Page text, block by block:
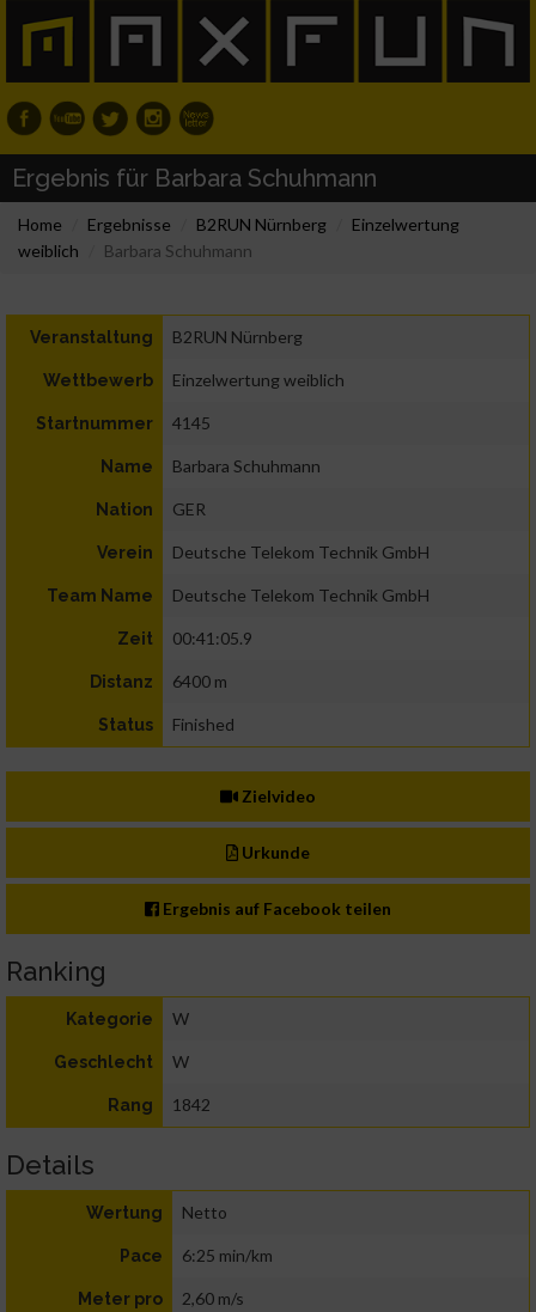
Ergebnis für Barbara Schuhmann
Home Ergebnisse B2RUN Nürnberg
Einzelwertung
weiblich
Barbara Schuhmann
Veranstaltung B2RUN Nürnberg
Wettbewerb Einzelwertung weiblich
Startnummer 4145
Name Barbara Schuhmann
Nation GER
Verein Deutsche Telekom Technik GmbH
Team Name Deutsche Telekom Technik GmbH
Zeit 00:41:05.9
Distanz 6400 m
Status Finished
Zielvideo
Urkunde
Ergebnis auf Facebook teilen
Ranking
Kategorie W
Geschlecht W
Rang 1842
Details
Wertung Netto
Pace 6:25 min/km
Meter pro
2,60 m/s